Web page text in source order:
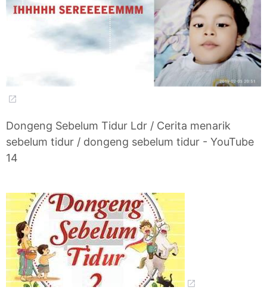
Dongeng Sebelum Tidur Ldr / Cerita menarik
sebelum tidur / dongeng sebelum tidur - YouTube
14